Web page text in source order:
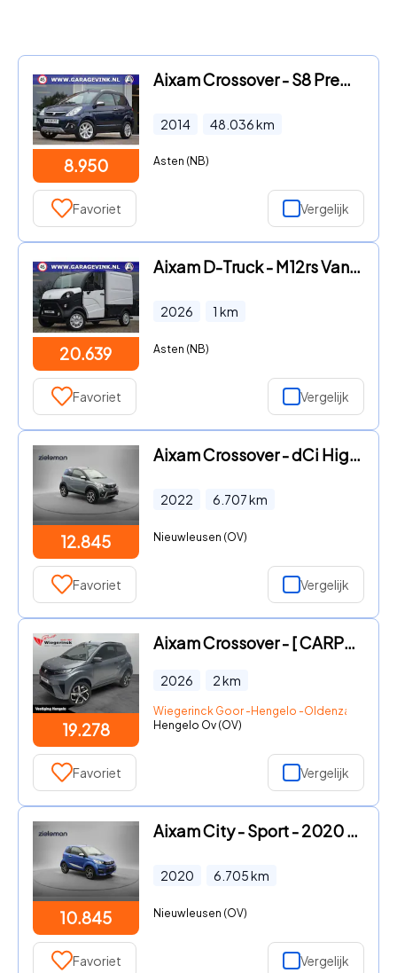
8.950
Aixam Crossover - S8 Premium ABS Brommobiel
2014 48.036km
Asten (NB)
Favoriet Vergelijk
20.639
Aixam D-Truck - M12rs Van Brommobiel NIEUW
2026 1 km
Asten (NB)
Favoriet Vergelijk
12.845
Aixam Crossover - dCi Highline Sport - 2022 - 6.707 Km - Camera, Leer, Parkeer
2022 6.707km
Nieuwleusen (OV)
Favoriet Vergelijk
19.278
Aixam Crossover - [ CARPLAY I HOGE INSTAP I VERWARMING I LICHT METALEN VELGEN]
2026 2km
Wiegerinck Goor -Hengelo -Oldenzaal
Hengelo Ov (OV)
Favoriet Vergelijk
10.845
Aixam City - Sport - 2020 - 6.705 Km - Camera, Leer, Parkeersensoren
2020 6.705km
Nieuwleusen (OV)
Favoriet Vergelijk